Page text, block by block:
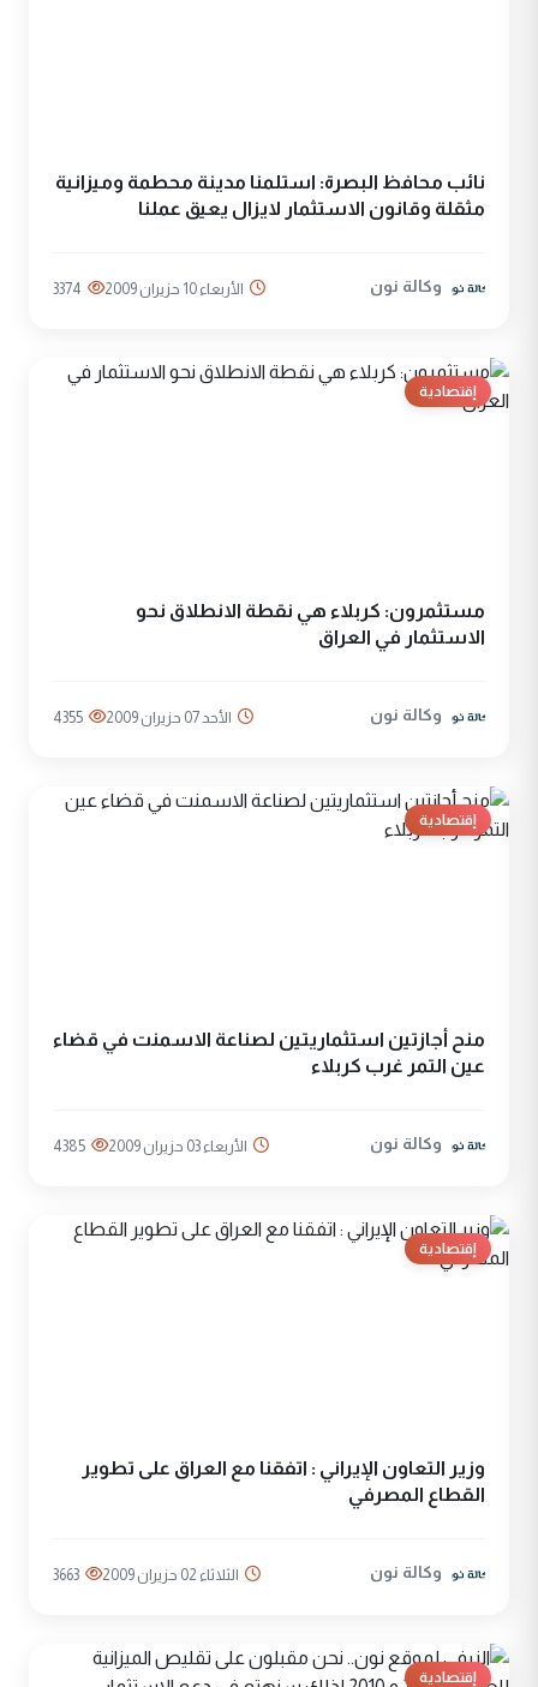
نائب محافظ البصرة: استلمنا مدينة محطمة وميزانية
مثقلة وقانون الاستثمار لايزال يعيق عملنا
وكالة نون الأربعاء 10 حزيران 2009 3374
إقتصادية
مستثمرون: كربلاء هي نقطة الانطلاق نحو
الاستثمار في العراق
وكالة نون الأحد 07 حزيران 2009 4355
إقتصادية
منح أجازتين استثماريتين لصناعة الاسمنت في قضاء
عين التمر غرب كربلاء
وكالة نون الأربعاء 03 حزيران 2009 4385
إقتصادية
وزير التعاون الإيراني : اتفقنا مع العراق على تطوير
القطاع المصرفي
وكالة نون الثلاثاء 02 حزيران 2009 3663
إقتصادية